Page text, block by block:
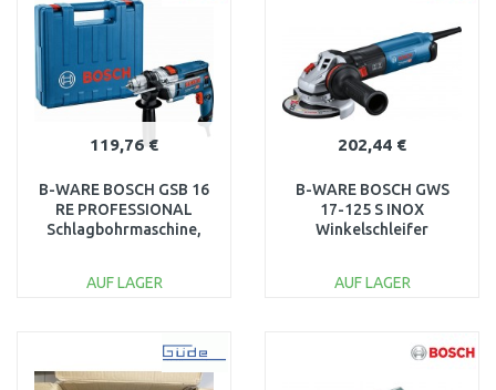
Vergleichen
119,76 €
B-WARE BOSCH GSB 16
RE PROFESSIONAL
Schlagbohrmaschine,
AUF LAGER
Vergleichen
202,44 €
B-WARE BOSCH GWS
17-125 S INOX
Winkelschleifer
VERPACKUNG
AUF LAGER